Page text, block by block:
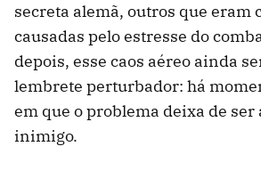
secreta alemã, outros que eram
causadas pelo estresse do
depois, esse caos aéreo ainda
lembrete perturbador: há
em que o problema deixa de ser
inimigo.